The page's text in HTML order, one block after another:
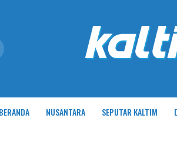
BERANDA NUSANTARA SEPUTAR KALTIM